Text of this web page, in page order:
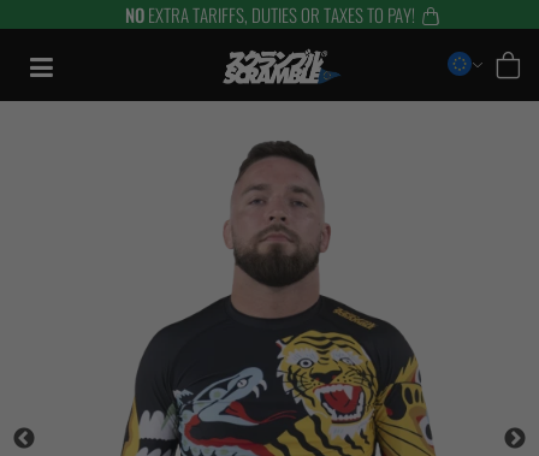
NOEXTRA TARIFFS, DUTIES OR TAXES TO PAY!
contenido